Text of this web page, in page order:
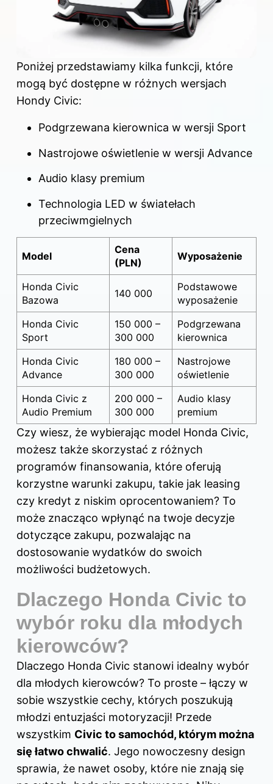
Poniżej przedstawiamy kilka funkcji, które
mogą być dostępne w różnych wersjach
Hondy Civic:
Podgrzewana kierownica w wersji Sport
Nastrojowe oświetlenie w wersji Advance
Audio klasy premium
Technologia LED w światełach
przeciwmgielnych
Model
Cena
(PLN)
Wyposażenie
Honda Civic
Bazowa
140 000
Podstawowe
wyposażenie
Honda Civic
Sport
150 000 –
300 000
Podgrzewana
kierownica
Honda Civic
Advance
180 000 –
300 000
Nastrojowe
oświetlenie
Honda Civic z
Audio Premium
200 000 –
300 000
Audio klasy
premium
Czy wiesz, że wybierając model Honda Civic,
możesz także skorzystać z różnych
programów finansowania, które oferują
korzystne warunki zakupu, takie jak leasing
czy kredyt z niskim oprocentowaniem? To
może znacząco wpłynąć na twoje decyzje
dotyczące zakupu, pozwalając na
dostosowanie wydatków do swoich
możliwości budżetowych.
Dlaczego Honda Civic to
wybór roku dla młodych
kierowców?
Dlaczego Honda Civic stanowi idealny wybór
dla młodych kierowców? To proste – łączy w
sobie wszystkie cechy, których poszukują
młodzi entuzjaści motoryzacji! Przede
wszystkim Civic to samochód, którym można
się łatwo chwalić. Jego nowoczesny design
sprawia, że nawet osoby, które nie znają się